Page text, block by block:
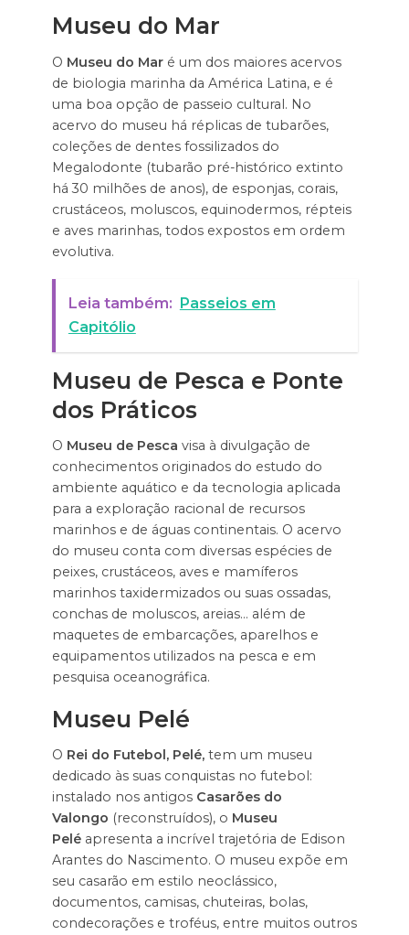
Museu do Mar
O Museu do Maré um dos maiores acervos
de biologia marinha da América Latina, e é
uma boa opção de passeio cultural. No
acervo do museu há réplicas de tubarões,
coleções de dentes fossilizados do
Megalodonte (tubarão pré-histórico extinto
há 30 milhões de anos), de esponjas, corais,
crustáceos, moluscos, equinodermos, répteis
e aves marinhas, todos expostos em ordem
evolutiva.
Leia também: Passeios em
Capitólio
Museu de Pesca e Ponte
dos Práticos
O Museu de Pesca visa à divulgação de
conhecimentos originados do estudo do
ambiente aquático e da tecnologia aplicada
para a exploração racional de recursos
marinhos e de águas continentais. O acervo
do museu conta com diversas espécies de
peixes, crustáceos, aves e mamíferos
marinhos taxidermizados ou suas ossadas,
conchas de moluscos, areias… além de
maquetes de embarcações, aparelhos e
equipamentos utilizados na pesca e em
pesquisa oceanográfica.
Museu Pelé
O Rei do Futebol, Pelé,tem um museu
dedicado às suas conquistas no futebol:
instalado nos antigos Casarões do
Valongo (reconstruídos), o Museu
Peléapresenta a incrível trajetória de Edison
Arantes do Nascimento. O museu expõe em
seu casarão em estilo neoclássico,
documentos, camisas, chuteiras, bolas,
condecorações e troféus, entre muitos outros